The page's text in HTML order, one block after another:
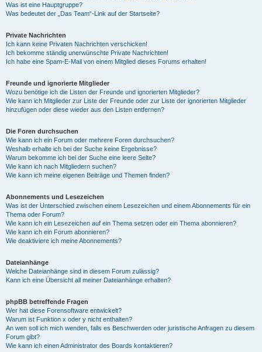
Was ist eine Hauptgruppe?
Was bedeutet der „Das Team“-Link auf der Startseite?
Private Nachrichten
Ich kann keine Privaten Nachrichten verschicken!
Ich bekomme ständig unerwünschte Private Nachrichten!
Ich habe eine Spam-E-Mail von einem Mitglied dieses Forums erhalten!
Freunde und ignorierte Mitglieder
Wozu benötige ich die Listen der Freunde und ignorierten Mitglieder?
Wie kann ich Mitglieder zur Liste der Freunde oder zur Liste der ignorierten Mitglieder
hinzufügen oder diese wieder aus den Listen entfernen?
Die Foren durchsuchen
Wie kann ich ein Forum oder mehrere Foren durchsuchen?
Weshalb erhalte ich bei der Suche keine Ergebnisse?
Warum bekomme ich bei der Suche eine leere Seite?
Wie kann ich nach Mitgliedern suchen?
Wie kann ich meine eigenen Beiträge und Themen finden?
Abonnements und Lesezeichen
Was ist der Unterschied zwischen einem Lesezeichen und einem Abonnements für ein
Thema oder Forum?
Wie kann ich ein Lesezeichen auf ein Thema setzen oder ein Thema abonnieren?
Wie kann ich ein Forum abonnieren?
Wie deaktiviere ich meine Abonnements?
Dateianhänge
Welche Dateianhänge sind in diesem Forum zulässig?
Kann ich eine Übersicht all meiner Dateianhänge erhalten?
phpBB betreffende Fragen
Wer hat diese Forensoftware entwickelt?
Warum ist Funktion x oder y nicht enthalten?
An wen soll ich mich wenden, falls es Beschwerden oder juristische Anfragen zu diesem
Forum gibt?
Wie kann ich einen Administrator des Boards kontaktieren?